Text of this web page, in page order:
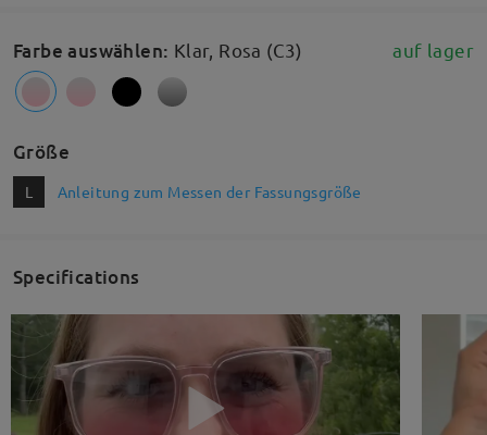
Farbe auswählen: Klar, Rosa (C3) auf lager
Größe
L Anleitung zum Messen der Fassungsgröße
Specifications